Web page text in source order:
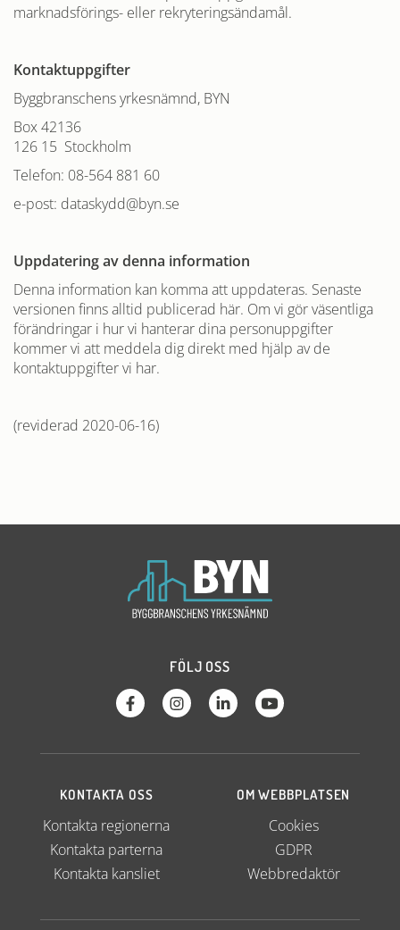
marknadsförings- eller rekryteringsändamål.
Kontaktuppgifter
Byggbranschens yrkesnämnd, BYN
Box 42136
126 15 Stockholm
Telefon: 08-564 881 60
e-post: dataskydd@byn.se
Uppdatering av denna information
Denna information kan komma att uppdateras. Senaste
versionen finns alltid publicerad här. Om vi gör väsentliga
förändringar i hur vi hanterar dina personuppgifter
kommer vi att meddela dig direkt med hjälp av de
kontaktuppgifter vi har.
(reviderad 2020-06-16)
FÖLJ OSS
KONTAKTA OSS
Kontakta regionerna
Kontakta parterna
Kontakta kansliet
OM WEBBPLATSEN
Cookies
GDPR
Webbredaktör